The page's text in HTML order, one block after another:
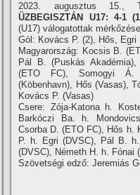
2023. augusztus 15.,
ÜZBEGISZTÁN U17: 4-1
(U17) válogatottak
Gól: Kovács P. (2), Hős, Egri
Magyarország: Kocsis B.
Pál B. (Puskás
(ETO FC), Somogyi Á.
(Köbenhavn), Hős (Vasas),
Kovács P. (Vasas)
Csere: Zója-Katona h.
Barkóczi Ba. h.
Csorba D. (ETO FC), Hős h.
P. h. Egri (DVSC), Pál B.
(DVSC), Németh H. h. Fónai
Szövetségi edző: Jeremiás